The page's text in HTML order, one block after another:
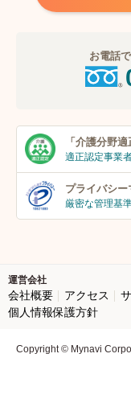
お電話
「介護分野適
適正認定事業
プライバシー
厳密な管理基
運営会社
会社概要 アクセス
個人情報保護方針
Copyright © Mynavi